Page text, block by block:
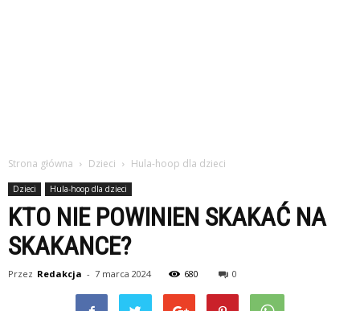
Strona główna Dzieci Hula-hoop dla dzieci
Dzieci Hula-hoop dla dzieci
KTO NIE POWINIEN SKAKAĆ NA
SKAKANCE?
Przez Redakcja - 7 marca 2024 680 0